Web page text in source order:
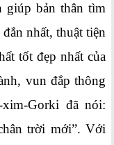
giúp bản thân tìm
nhất, thuật tiện
tốt đẹp nhất của
vun đắp thông
Gorki đã nói:
trời mới”. Với